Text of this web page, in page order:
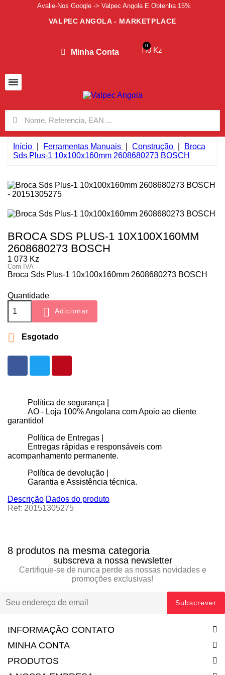
Avalie-Nos Google -> Valpec Angola E Obtenha 15%
VALPEC ANGOLA - MARKETPLACE
Minha Conta 0 Kz
Início Ferramentas Manuais Construção
Broca
Sds Plus-1 10x100x160mm 2608680273 BOSCH
BROCA SDS PLUS-1 10X100X160MM
2608680273 BOSCH
1 073 Kz
Com IVA
Broca Sds Plus-1 10x100x160mm 2608680273 BOSCH
Quantidade
 Adicionar
 Esgotado
Política de segurança |
AO - Loja 100% Angolana com Apoio ao cliente
garantido!
Política de Entregas |
Entregas rápidas e responsáveis com
acompanhamento permanente.
Política de devolução |
Garantia e Assistência técnica.
Descrição Dados do produto
Ref: 20151305275
8 produtos na mesma categoria
subscreva a nossa newsletter
Certifique-se de nunca perde as nossas novidades e
promoções exclusivas!
INFORMAÇÃO CONTATO
MINHA CONTA
PRODUTOS